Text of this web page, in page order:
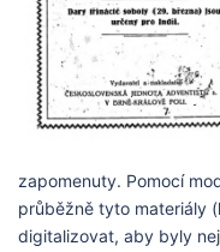
zapomenuty. Pomocí
průběžně tyto materiály
digitalizovat, aby byly